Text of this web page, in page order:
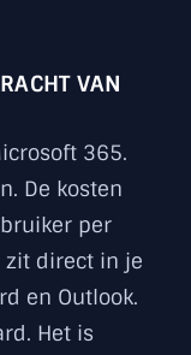
VAN
365.
De kosten
per
zit direct in je
en Outlook.
Het is